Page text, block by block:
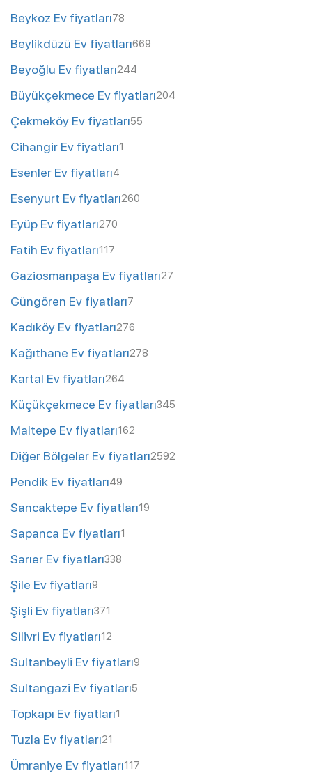
Beykoz Ev fiyatları78
Beylikdüzü Ev fiyatları669
Beyoğlu Ev fiyatları244
Büyükçekmece Ev fiyatları204
Çekmeköy Ev fiyatları55
Cihangir Ev fiyatları1
Esenler Ev fiyatları4
Esenyurt Ev fiyatları260
Eyüp Ev fiyatları270
Fatih Ev fiyatları117
Gaziosmanpaşa Ev fiyatları27
Güngören Ev fiyatları7
Kadıköy Ev fiyatları276
Kağıthane Ev fiyatları278
Kartal Ev fiyatları264
Küçükçekmece Ev fiyatları345
Maltepe Ev fiyatları162
Diğer Bölgeler Ev fiyatları2592
Pendik Ev fiyatları49
Sancaktepe Ev fiyatları19
Sapanca Ev fiyatları1
Sarıer Ev fiyatları338
Şile Ev fiyatları9
Şişli Ev fiyatları371
Silivri Ev fiyatları12
Sultanbeyli Ev fiyatları9
Sultangazi Ev fiyatları5
Topkapı Ev fiyatları1
Tuzla Ev fiyatları21
Ümraniye Ev fiyatları117